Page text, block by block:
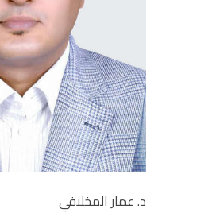
د. عمار المخلافي